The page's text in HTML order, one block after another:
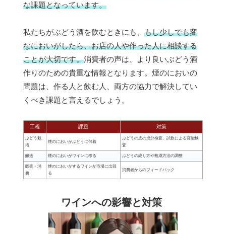
な課題となっています。
私たちがぶどう酒を飲むときにも、 もし少しでも変
なにおいがしたら、お店の人や作った人に相談する
ことが大切です。消費者の声は、より良いぶどう酒
作りのための貴重な情報となります。煙のにおいの
問題は、作る人と飲む人、両方の協力で解決してい
くべき課題と言えるでしょう。
工程 課題 対策
ぶどう栽
培
煙のにおいがぶどうに付着
ぶどうの皮の成分検査、試飲による官能検
査
醸造 煙のにおいがワインに移る ぶどうの絞り方や熟成方法の調整
販売・消
費
煙のにおいがするワインが市場に出回
る
消費者からのフィードバック
ワインへの影響と対策